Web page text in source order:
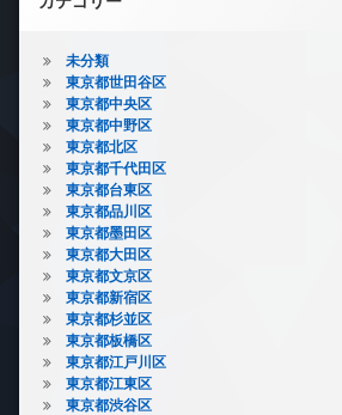
未分類
東京都世田谷区
東京都中央区
東京都中野区
東京都北区
東京都千代田区
東京都台東区
東京都品川区
東京都墨田区
東京都大田区
東京都文京区
東京都新宿区
東京都杉並区
東京都板橋区
東京都江戸川区
東京都江東区
東京都渋谷区